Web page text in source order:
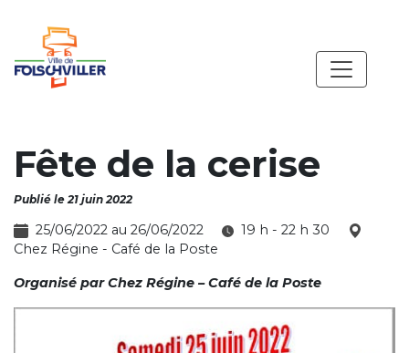
Fête de la cerise
Publié le 21 juin 2022
25/06/2022 au 26/06/2022
19 h - 22 h 30
Chez Régine - Café de la Poste
Organisé parChez Régine – Café de la Poste